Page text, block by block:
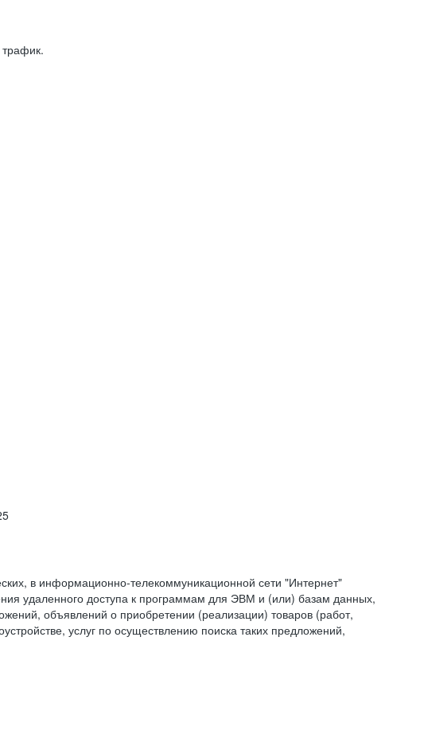
в информационно-телекоммуникационной сети "Интернет"
удаленного доступа к программам для ЭВМ и (или) базам данных,
объявлений о приобретении (реализации) товаров (работ,
услуг по осуществлению поиска таких предложений,